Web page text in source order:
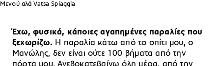
Μενού αλά Vatsa Spiaggia
Έχω, φυσικά, κάποιες αγαπημένες παραλίες που
ξεχωρίζω. Η παραλία κάτω από το σπίτι μου, ο
Μανώλης, δεν είναι ούτε 100 βήματα από την